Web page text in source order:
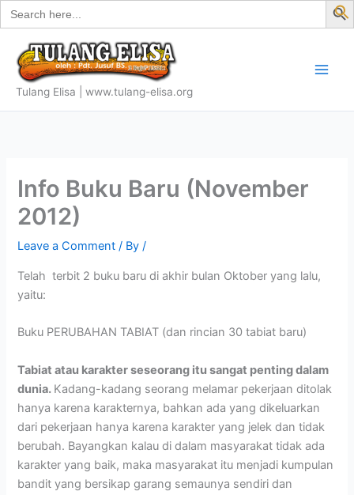
Search
for:
Skip
to
content
Tulang Elisa | www.tulang-elisa.org
Info Buku Baru (November
2012)
Leave a Comment / By/
Telah terbit 2 buku baru di akhir bulan Oktober yang lalu,
yaitu:
Buku PERUBAHAN TABIAT (dan rincian 30 tabiat baru)
Tabiat atau karakter seseorang itu sangat penting dalam
dunia. Kadang-kadang seorang melamar pekerjaan ditolak
hanya karena karakternya, bahkan ada yang dikeluarkan
dari pekerjaan hanya karena karakter yang jelek dan tidak
berubah. Bayangkan kalau di dalam masyarakat tidak ada
karakter yang baik, maka masyarakat itu menjadi kumpulan
bandit yang bersikap garang semaunya sendiri dan